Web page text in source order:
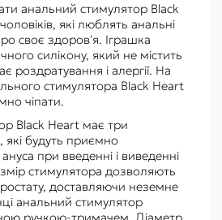
анальний стимулятор Black
які люблять анальні
своє здоров'я. Іграшка
силікону, який не містить
роздратування і алергії. На
стимулятора Black Heart
чіпати.
Black Heart має три
які будуть приємно
при введенні і виведенні
стимулятора дозволяють
доставляючи неземне
анальний стимулятор